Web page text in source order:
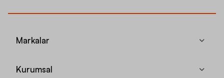
Markalar
Kurumsal